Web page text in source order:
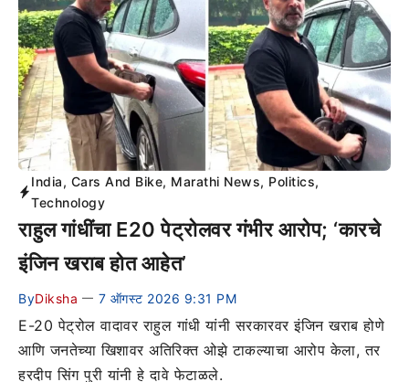
India, Cars And Bike, Marathi News, Politics,
Technology
राहुल गांधींचा E20 पेट्रोलवर गंभीर आरोप; ‘कारचे
इंजिन खराब होत आहेत’
ByDiksha — 7 ऑगस्ट 2026 9:31 PM
E-20 पेट्रोल वादावर राहुल गांधी यांनी सरकारवर इंजिन खराब होणे
आणि जनतेच्या खिशावर अतिरिक्त ओझे टाकल्याचा आरोप केला, तर
हरदीप सिंग पुरी यांनी हे दावे फेटाळले.